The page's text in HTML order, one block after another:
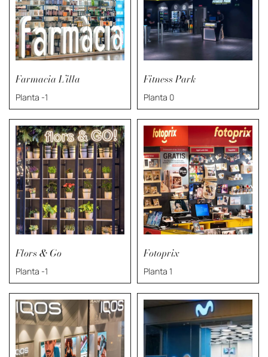
Farmacia L’illa
Planta -1
Fitness Park
Planta 0
Flors & Go
Planta -1
Fotoprix
Planta 1